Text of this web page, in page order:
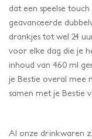
dat een speelse
geavanceerde
drankjes tot wel 24
voor elke dag die je
inhoud van 460 ml
je Bestie overal mee
samen met je Bestie
Al onze drinkwaren